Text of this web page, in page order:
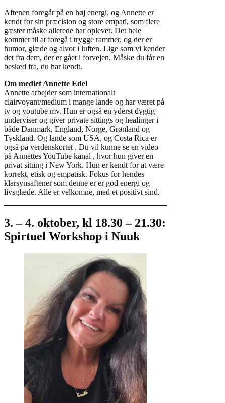
Aftenen foregår på en høj energi, og Annette er
kendt for sin præcision og store empati, som flere
gæster måske allerede har oplevet. Det hele
kommer til at foregå i trygge rammer, og der er
humor, glæde og alvor i luften. Lige som vi kender
det fra dem, der er gået i forvejen. Måske du får en
besked fra, du har kendt.
Om mediet Annette Edel
Annette arbejder som internationalt
clairvoyant/medium i mange lande og har været på
tv og youtube mv. Hun er også en yderst dygtig
underviser og giver private sittings og healinger i
både Danmark, England, Norge, Grønland og
Tyskland. Og lande som USA, og Costa Rica er
også på verdenskortet . Du vil kunne se en video
på Annettes YouTube kanal , hvor hun giver en
privat sitting i New York. Hun er kendt for at være
korrekt, etisk og empatisk. Fokus for hendes
klarsynsaftener som denne er er god energi og
livsglæde. Alle er velkomne, med et positivt sind.
3. – 4. oktober, kl 18.30 – 21.30:
Spirtuel Workshop i Nuuk